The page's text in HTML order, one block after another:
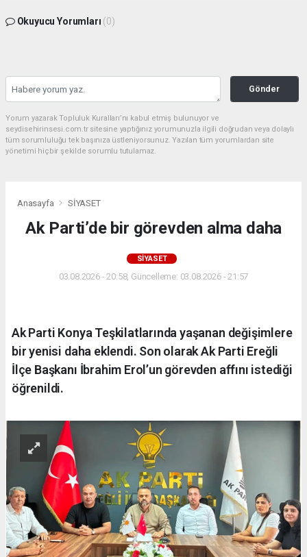
Okuyucu Yorumları (0)
Gönder
Yorum yazarak Topluluk Kuralları’nı kabul etmiş bulunuyor ve
seydisehirinsesi.com.tr sitesine yaptığınız yorumunuzla ilgili doğrudan veya dolaylı
tüm sorumluluğu tek başınıza üstleniyorsunuz. Yazılan tüm yorumlardan site
yönetimi hiçbir şekilde sorumlu tutulamaz.
Anasayfa SİYASET
Ak Parti’de bir görevden alma daha
SİYASET
03.08.2026 - 20:58, Güncelleme: 03.08.2026 - 21:57
Ak Parti Konya Teşkilatlarında yaşanan değişimlere
bir yenisi daha eklendi. Son olarak Ak Parti Ereğli
İlçe Başkanı İbrahim Erol’un görevden affını istediği
öğrenildi.